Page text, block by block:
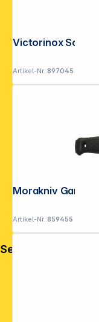
Artikel-Nr.:897045
Artikel-Nr.:859455
Service